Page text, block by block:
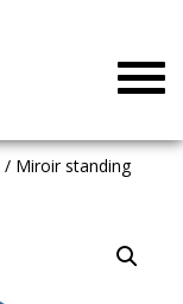
/ Miroir standing